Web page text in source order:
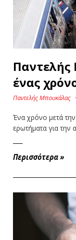
ένας
Παντελής Μπουκάλας ·
Ένα χρόνο μετά
ερωτήματα για
Περισσότερα »